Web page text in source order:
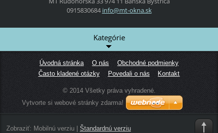
0915830684info@mt-okna.sk
Kategórie
Úvodná stránka O nás
Obchodné podmienky
Často kladené otázky
Povedali o nás Kontakt
© 2014 Všetky práva vyhradené.
Vytvorte si webové stránky zdarma!
Zobraziť: Mobilnú verziu| Štandardnú verziu